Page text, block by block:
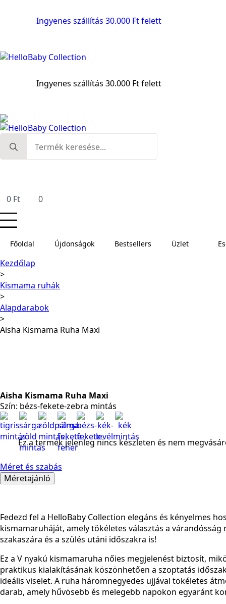
Ingyenes szállítás 30.000 Ft felett
Ingyenes szállítás 30.000 Ft felett
for:
0 Ft 0
Főoldal Újdonságok Bestsellers Üzlet
Kezdőlap
Kismama ruhák
Alapdarabok
Aisha Kismama Ruha Maxi
Aisha Kismama Ruha Maxi
Szín: bézs-fekete-zebra mintás
Ez a termék jelenleg nincs készleten és nem
Méret és szabás
Méretajánló
Fedezd fel a HelloBaby Collection elegáns és kényelmes
kismamaruháját, amely tökéletes választás a várandósság
szakaszára és a szülés utáni időszakra is!
Ez a V nyakú kismamaruha nőies megjelenést biztosít,
praktikus kialakításának köszönhetően a szoptatás
ideális viselet. A ruha háromnegyedes ujjával tökéletes
darab, amely hűvösebb és melegebb napokon egyaránt